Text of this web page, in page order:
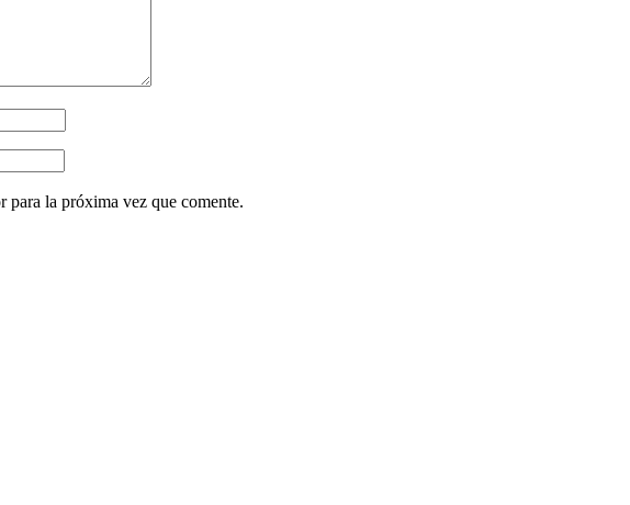
para la próxima vez que comente.